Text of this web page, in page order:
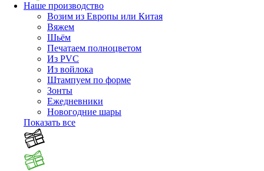
Наше производство
Возим из Европы или Китая
Вяжем
Шьём
Печатаем полноцветом
Из PVC
Из войлока
Штампуем по форме
Зонты
Ежедневники
Новогодние шары
Показать все